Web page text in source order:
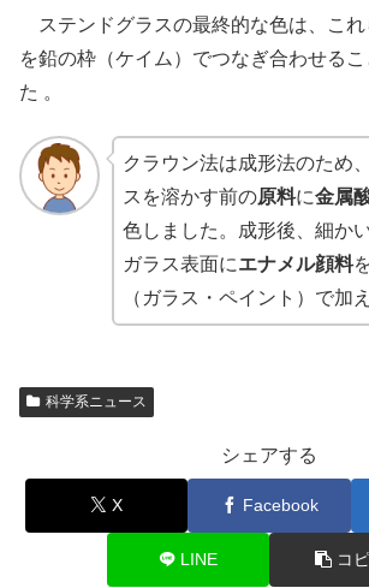
ステンドグラスの最終的な色は、こ
を鉛の枠（ケイム）でつなぎ合わせる
た 。
クラウン法は成形法のため
スを溶かす前の原料に金属
色しました。成形後、細か
ガラス表面にエナメル顔料
（ガラス・ペイント）で加
科学系ニュース
シェアする
X Facebook
LINE コ